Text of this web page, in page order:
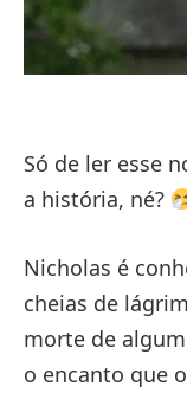
Só de ler esse
a história, né?
Nicholas é
cheias de
morte de
o encanto que